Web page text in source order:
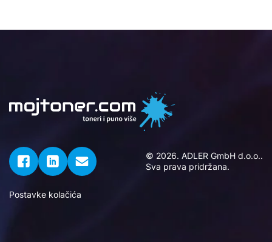
© 2026. ADLER GmbH d.o.o..
Sva prava pridržana.
Postavke kolačića